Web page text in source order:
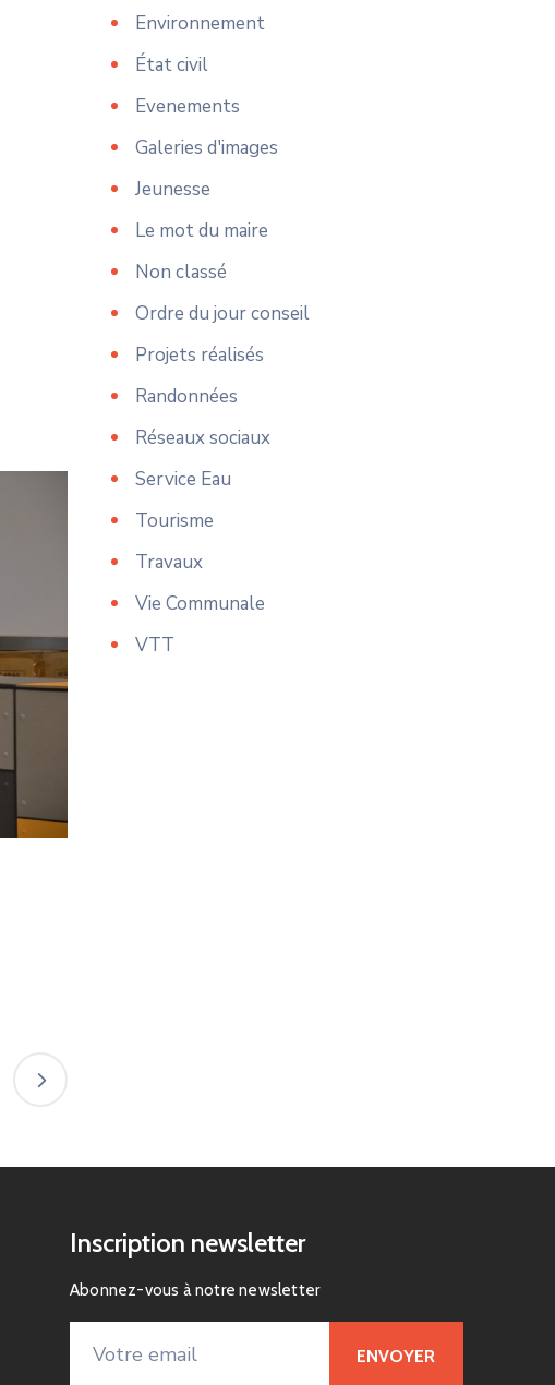
Environnement
État civil
Evenements
Galeries d'images
Jeunesse
Le mot du maire
Non classé
Ordre du jour conseil
Projets réalisés
Randonnées
Réseaux sociaux
Service Eau
Tourisme
Travaux
Vie Communale
VTT
Inscription newsletter
Abonnez-vous à notre newsletter